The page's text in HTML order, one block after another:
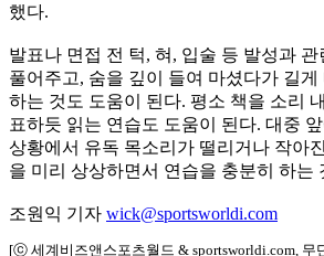
했다.
발표나 면접 전 턱, 혀, 입술 등 발성과 관
풀어주고, 숨을 깊이 들여 마셨다가 길
하는 것도 도움이 된다. 평소 책을 소리
표하듯 읽는 연습도 도움이 된다. 대중
상황에서 유독 목소리가 떨리거나 작아
을 미리 상상하면서 연습을 충분히 하는
조원익 기자 wick@sportsworldi.com
[ⓒ 세계비즈앤스포츠월드 & sportsworldi.com, 무